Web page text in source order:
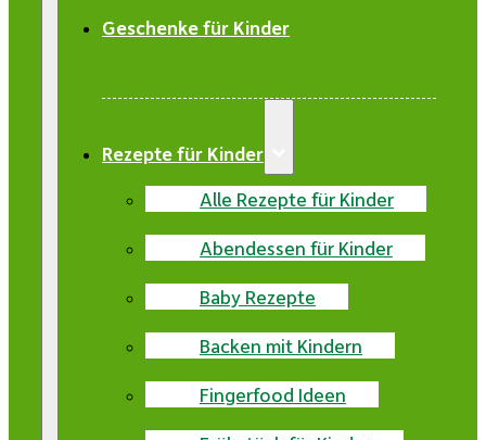
Geschenke für Kinder
Rezepte für Kinder
Alle Rezepte für Kinder
Abendessen für Kinder
Baby Rezepte
Backen mit Kindern
Fingerfood Ideen